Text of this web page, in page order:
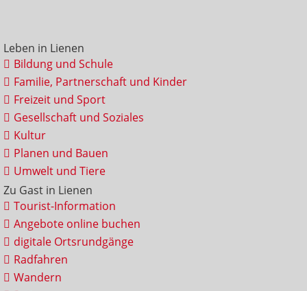
Leben in Lienen
Bildung und Schule
Familie, Partnerschaft und Kinder
Freizeit und Sport
Gesellschaft und Soziales
Kultur
Planen und Bauen
Umwelt und Tiere
Zu Gast in Lienen
Tourist-Information
Angebote online buchen
digitale Ortsrundgänge
Radfahren
Wandern